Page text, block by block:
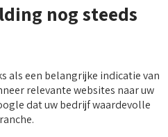
nog steeds
als een belangrijke indicatie van
relevante websites naar uw
dat uw bedrijf waardevolle